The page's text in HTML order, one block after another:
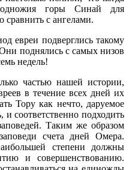
горы Синай для
с ангелами.
евреи подверглись такому
поднялись с самых низов
недель!
частью нашей истории,
в течение всех дней их
Тору как нечто, даруемое
соответственно подходить
Таким же образом
счета дней Омера.
степени должны
и совершенствованию.